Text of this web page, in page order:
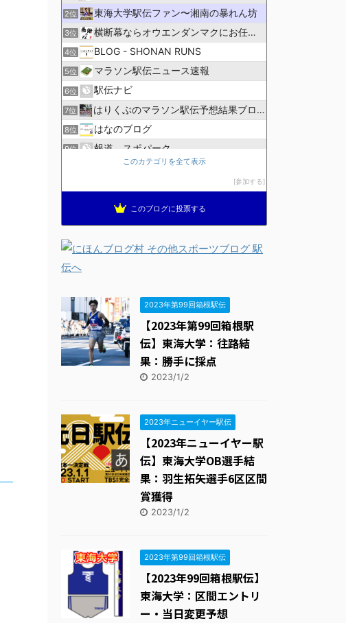
2位 東海大学駅伝ファン〜湘南の暴れん坊
3位 横断幕ならオウエンダンマクにお任せ！
4位 BLOG - SHONAN RUNS
5位 マラソン駅伝ニュース速報
6位 駅伝ナビ
7位 はりくぶのマラソン駅伝予想結果ブログ
8位 はなのブログ
9位 報道 スポパーク
高校駅伝ファン
ほぼニートの資格取得日記（マラソン編）
13位 ブレインランナーズのマラソン日記
14位 全国高校駅伝速報
15位
このカテゴリを全て表示
参加する
このブログに投票する
2023年第99回箱根駅伝
【2023年第99回箱根駅
伝】東海大学：往路結
果：勝手に採点
2023/1/2
2023年ニューイヤー駅伝
【2023年ニューイヤー駅
伝】東海大学OB選手結
果：羽生拓矢選手6区区間
賞獲得
2023/1/2
2023年第99回箱根駅伝
【2023年99回箱根駅伝】
東海大学：区間エントリ
ー・当日変更予想